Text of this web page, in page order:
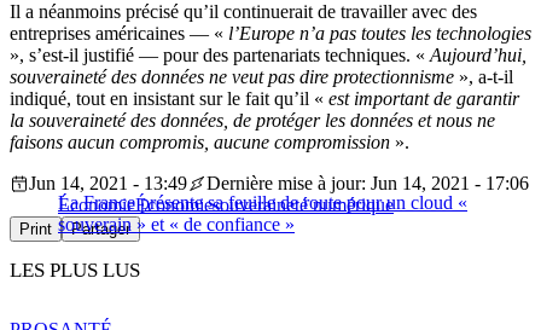
Il a néanmoins précisé qu’il continuerait de travailler avec des
entreprises américaines — « l’Europe n’a pas toutes les technologies
», s’est-il justifié — pour des partenariats techniques. « Aujourd’hui,
souveraineté des données ne veut pas dire protectionnisme », a-t-il
indiqué, tout en insistant sur le fait qu’il « est important de garantir
la souveraineté des données, de protéger les données et nous ne
faisons aucun compromis, aucune compromission ».
La France présente sa feuille de route pour un cloud «
souverain » et « de confiance »
Jun 14, 2021 - 13:49
Dernière mise à jour: Jun 14, 2021 - 17:06
ÉconomieÉconomiesouveraineté numérique
Print Partager
LES PLUS LUS